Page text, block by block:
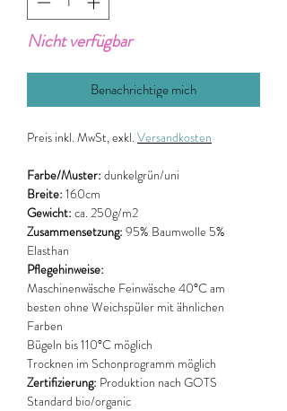
Nicht verfügbar
Benachrichtige mich
Preis inkl. MwSt, exkl. Versandkosten
Farbe/Muster: dunkelgrün/uni
Breite: 160cm
Gewicht: ca. 250g/m2
Zusammensetzung: 95% Baumwolle 5%
Elasthan
Pflegehinweise:
Maschinenwäsche Feinwäsche 40°C am
besten ohne Weichspüler mit ähnlichen
Farben
Bügeln bis 110°C möglich
Trocknen im Schonprogramm möglich
Zertifizierung: Produktion nach GOTS
Standard bio/organic